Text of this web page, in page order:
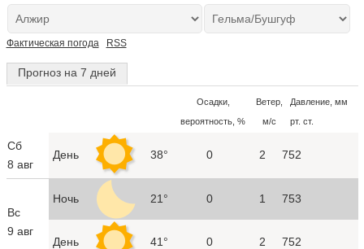
Фактическая погода RSS
Прогноз на 7 дней
Осадки,
вероятность, %
Ветер,
м/с
Давление, мм
рт. ст.
Сб
8 авг
День 38° 0 2 752
Вс
9 авг
Ночь 21° 0 1 753
День 41° 0 2 752